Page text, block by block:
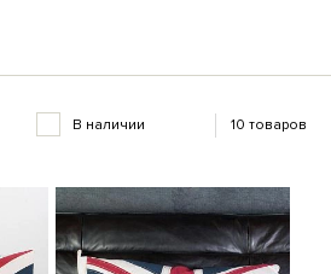
В наличии 10 товаров